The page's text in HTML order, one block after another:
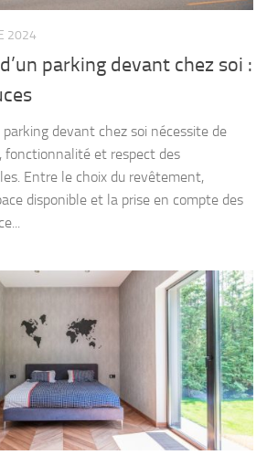
2024
parking devant chez soi :
parking devant chez soi nécessite de
fonctionnalité et respect des
Entre le choix du revêtement,
disponible et la prise en compte des